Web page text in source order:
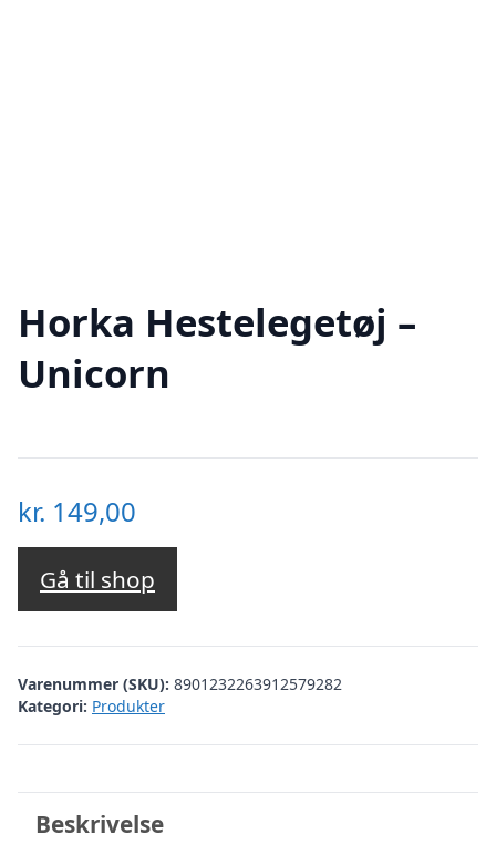
Horka Hestelegetøj –
Unicorn
kr. 149,00
Gå til shop
Varenummer (SKU): 8901232263912579282
Kategori: Produkter
Beskrivelse